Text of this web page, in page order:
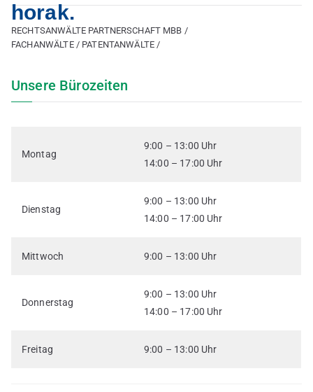
horak.
RECHTSANWÄLTE PARTNERSCHAFT MBB /
FACHANWÄLTE / PATENTANWÄLTE /
Unsere Bürozeiten
Montag
9:00 – 13:00 Uhr
14:00 – 17:00 Uhr
Dienstag
9:00 – 13:00 Uhr
14:00 – 17:00 Uhr
Mittwoch 9:00 – 13:00 Uhr
Donnerstag
9:00 – 13:00 Uhr
14:00 – 17:00 Uhr
Freitag 9:00 – 13:00 Uhr